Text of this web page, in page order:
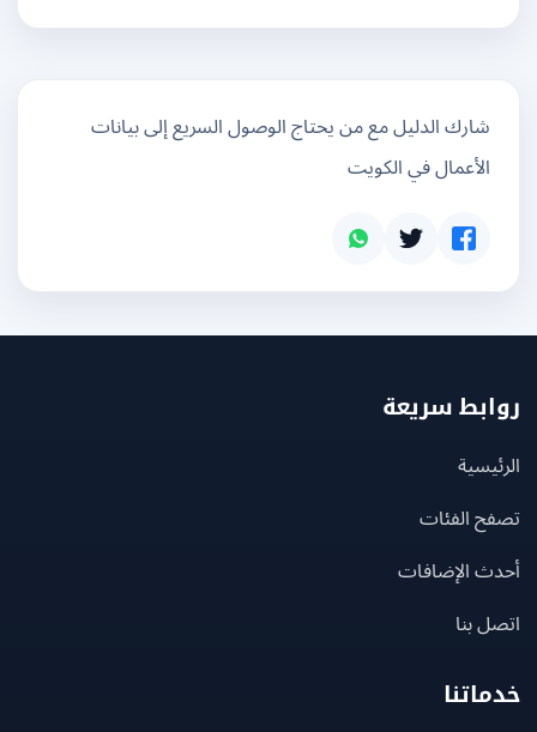
شارك الدليل مع من يحتاج الوصول السريع إلى بيانات
الأعمال في الكويت
سريعة
الفئات
الإضافات
بنا